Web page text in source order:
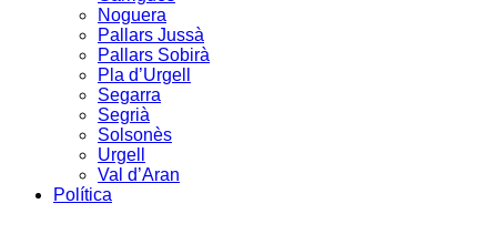
Noguera
Pallars Jussà
Pallars Sobirà
Pla d’Urgell
Segarra
Segrià
Solsonès
Urgell
Val d’Aran
Política